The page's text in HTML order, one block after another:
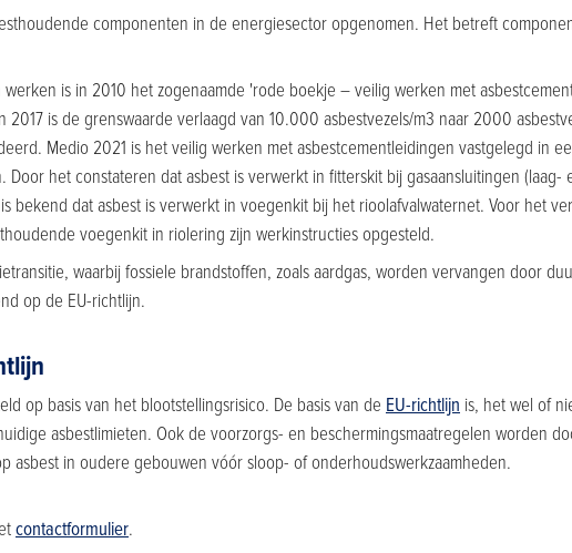
componenten in de energiesector opgenomen. Het betreft
is in 2010 het zogenaamde 'rode boekje – veilig werken met
is de grenswaarde verlaagd van 10.000 asbestvezels/m3 naar 2000
Medio 2021 is het veilig werken met asbestcementleidingen vastgelegd in
het constateren dat asbest is verwerkt in fitterskit bij gasaansluitingen
bekend dat asbest is verwerkt in voegenkit bij het rioolafvalwaternet. Voor het
voegenkit in riolering zijn werkinstructies opgesteld.
waarbij fossiele brandstoffen, zoals aardgas, worden vervangen door
op de EU-richtlijn.
op basis van het blootstellingsrisico. De basis van de EU-richtlijn is, het wel of
asbestlimieten. Ook de voorzorgs- en beschermingsmaatregelen worden
asbest in oudere gebouwen vóór sloop- of onderhoudswerkzaamheden.
contactformulier.